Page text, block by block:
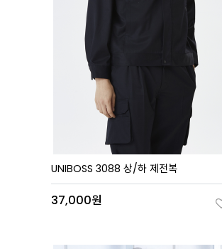
UNIBOSS 3088 상/하 제전복
37,000원